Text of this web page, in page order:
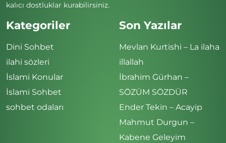
kalıcı dostluklar kurabilirsiniz.
Kategoriler
Dini Sohbet
ilahi sözleri
İslami Konular
İslami Sohbet
sohbet odaları
Son Yazılar
Mevlan Kurtishi – La ilaha
illallah
İbrahim Gürhan –
SÖZÜM SÖZDÜR
Ender Tekin – Acayip
Mahmut Durgun –
Kabene Geleyim